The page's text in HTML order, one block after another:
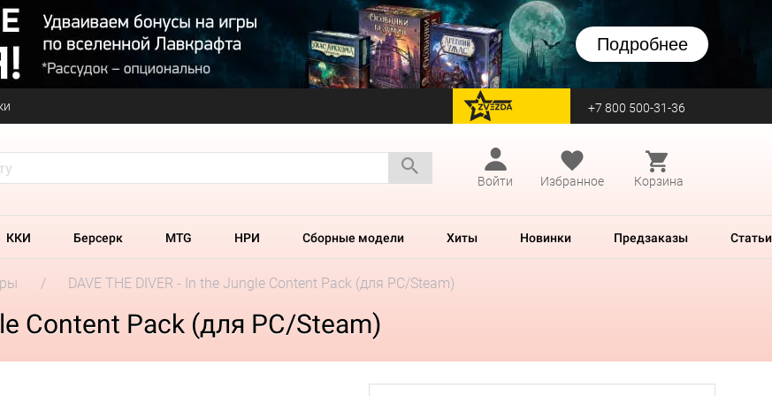
Подробнее
перейти на Zvezda +7 800 500-31-36
Войти
Избранное Корзина
ККИ Берсерк MTG НРИ Сборные модели Хиты Новинки Предзаказы Статьи
DAVE THE DIVER - In the Jungle Content Pack (для PC/Steam)
Content Pack (для PC/Steam)